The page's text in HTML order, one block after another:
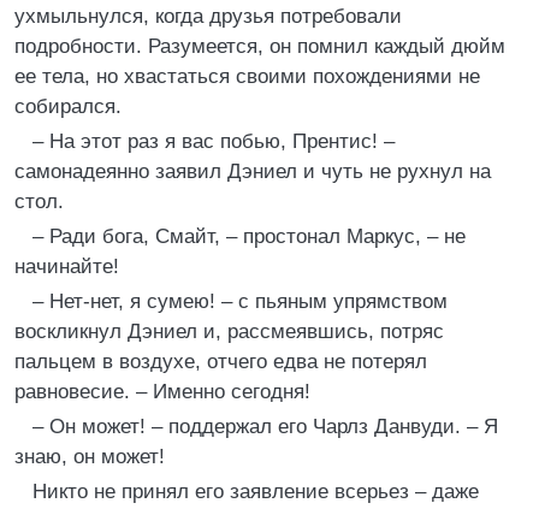
ухмыльнулся, когда друзья потребовали
подробности. Разумеется, он помнил каждый дюйм
ее тела, но хвастаться своими похождениями не
собирался.
– На этот раз я вас побью, Прентис! –
самонадеянно заявил Дэниел и чуть не рухнул на
стол.
– Ради бога, Смайт, – простонал Маркус, – не
начинайте!
– Нет-нет, я сумею! – с пьяным упрямством
воскликнул Дэниел и, рассмеявшись, потряс
пальцем в воздухе, отчего едва не потерял
равновесие. – Именно сегодня!
– Он может! – поддержал его Чарлз Данвуди. – Я
знаю, он может!
Никто не принял его заявление всерьез – даже